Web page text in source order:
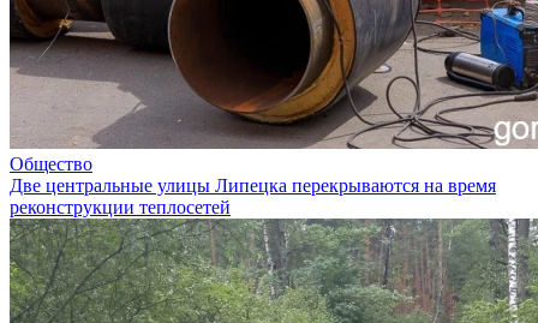
Общество
Две центральные улицы Липецка перекрываются на время
реконструкции теплосетей